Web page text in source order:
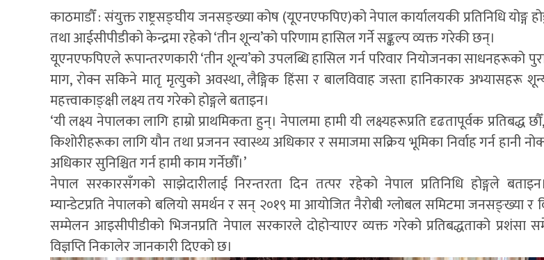
काठमाडौँ : संयुक्त राष्ट्रसङ्घीय जनसङ्ख्या कोष (यूएनएफपिए)को नेपाल कार्यालयकी प्रतिनिधि योङ्ग
तथा आईसीपीडीको केन्द्रमा रहेको ‘तीन शून्य’को परिणाम हासिल गर्ने सङ्कल्प व्यक्त गरेकी छन्।
यूएनएफपिएले रूपान्तरणकारी ‘तीन शून्य’को उपलब्धि हासिल गर्न परिवार नियोजनका साधनहरूको
माग, रोक्न सकिने मातृ मृत्युको अवस्था, लैङ्गिक हिंसा र बालविवाह जस्ता हानिकारक अभ्यासहरू
महत्त्वाकाङ्क्षी लक्ष्य तय गरेको होङ्गले बताइन।
‘यी लक्ष्य नेपालका लागि हाम्रो प्राथमिकता हुन्। नेपालमा हामी यी लक्ष्यहरूप्रति दृढतापूर्वक प्रतिबद्ध
किशोरीहरूका लागि यौन तथा प्रजनन स्वास्थ्य अधिकार र समाजमा सक्रिय भूमिका निर्वाह गर्न हानी
अधिकार सुनिश्चित गर्न हामी काम गर्नेछौँ।’
नेपाल सरकारसँगको साझेदारीलाई निरन्तरता दिन तत्पर रहेको नेपाल प्रतिनिधि होङ्गले
म्यान्डेटप्रति नेपालको बलियो समर्थन र सन् २०१९ मा आयोजित नैरोबी ग्लोबल समिटमा जनसङ्ख्या र
सम्मेलन आइसीपीडीको भिजनप्रति नेपाल सरकारले दोहोर्‍याएर व्यक्त गरेको प्रतिबद्धताको
विज्ञप्ति निकालेर जानकारी दिएको छ।